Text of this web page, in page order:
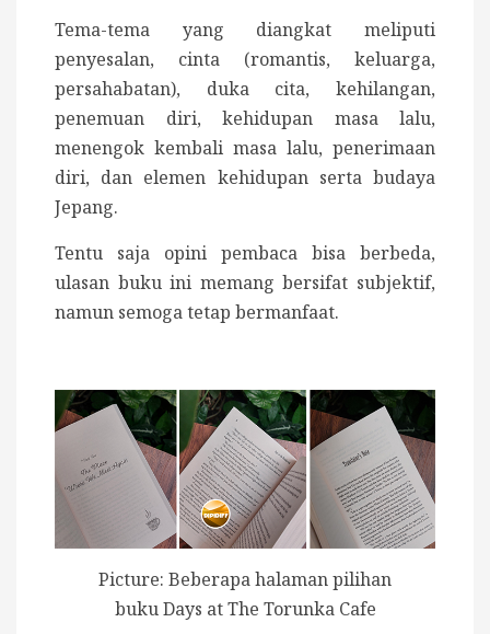
Tema-tema yang diangkat meliputi
penyesalan, cinta (romantis, keluarga,
persahabatan), duka cita, kehilangan,
penemuan diri, kehidupan masa lalu,
menengok kembali masa lalu, penerimaan
diri, dan elemen kehidupan serta budaya
Jepang.
Tentu saja opini pembaca bisa berbeda,
ulasan buku ini memang bersifat subjektif,
namun semoga tetap bermanfaat.
Picture: Beberapa halaman pilihan
buku Days at The Torunka Cafe